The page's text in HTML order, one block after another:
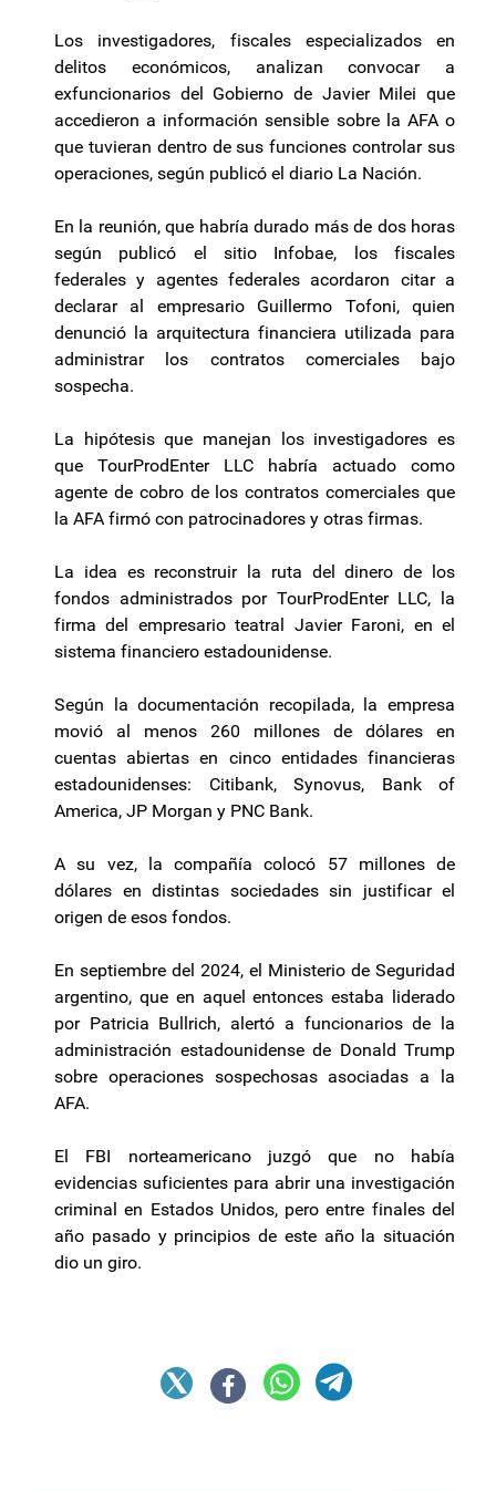
Los investigadores, fiscales especializados en
delitos económicos, analizan convocar a
exfuncionarios del Gobierno de Javier Milei que
accedieron a información sensible sobre la AFA o
que tuvieran dentro de sus funciones controlar sus
operaciones, según publicó el diario La Nación.
En la reunión, que habría durado más de dos horas
según publicó el sitio Infobae, los fiscales
federales y agentes federales acordaron citar a
declarar al empresario Guillermo Tofoni, quien
denunció la arquitectura financiera utilizada para
administrar los contratos comerciales bajo
sospecha.
La hipótesis que manejan los investigadores es
que TourProdEnter LLC habría actuado como
agente de cobro de los contratos comerciales que
la AFA firmó con patrocinadores y otras firmas.
La idea es reconstruir la ruta del dinero de los
fondos administrados por TourProdEnter LLC, la
firma del empresario teatral Javier Faroni, en el
sistema financiero estadounidense.
Según la documentación recopilada, la empresa
movió al menos 260 millones de dólares en
cuentas abiertas en cinco entidades financieras
estadounidenses: Citibank, Synovus, Bank of
America, JP Morgan y PNC Bank.
A su vez, la compañía colocó 57 millones de
dólares en distintas sociedades sin justificar el
origen de esos fondos.
En septiembre del 2024, el Ministerio de Seguridad
argentino, que en aquel entonces estaba liderado
por Patricia Bullrich, alertó a funcionarios de la
administración estadounidense de Donald Trump
sobre operaciones sospechosas asociadas a la
AFA.
El FBI norteamericano juzgó que no había
evidencias suficientes para abrir una investigación
criminal en Estados Unidos, pero entre finales del
año pasado y principios de este año la situación
dio un giro.